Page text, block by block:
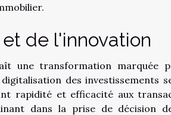
de l'innovation
une transformation marquée
des investissements
rapidité et efficacité aux
dans la prise de décision